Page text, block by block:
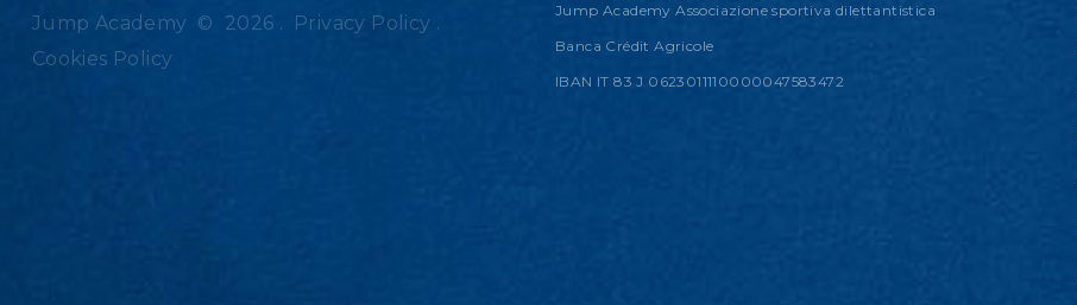
Jump Academy © 2026 . Privacy Policy .
Cookies Policy
Jump Academy Associazione sportiva dilettantistica
Banca Crédit Agricole
IBAN IT 83 J 0623011110000047583472